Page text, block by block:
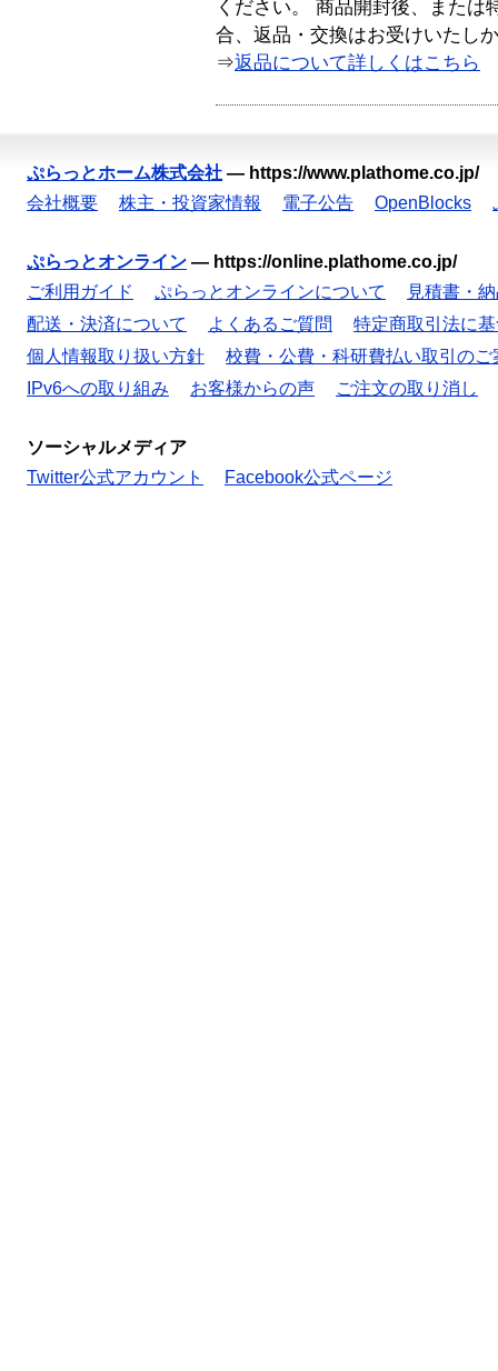
ください。 商品開封後、または
合、返品・交換はお受けいたし
⇒返品について詳しくはこちら
ぷらっとホーム株式会社 — https://www.plathome.co.jp/
会社概要
株主・投資家情報 電子公告 OpenBlocks
ぷらっとオンライン — https://online.plathome.co.jp/
ご利用ガイド
ぷらっとオンラインについて
見積書・
配送・決済について
よくあるご質問
特定商取引法に
個人情報取り扱い方針
校費・公費・科研費払い取引のご
IPv6への取り組み
お客様からの声 ご注文の取り消し
ソーシャルメディア
Twitter公式アカウント
Facebook公式ページ